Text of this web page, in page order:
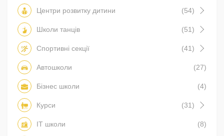
Центри розвитку дитини (54)
Школи танців (51)
Спортивні секції (41)
Автошколи (27)
Бізнес школи (4)
Курси (31)
IT школи (8)